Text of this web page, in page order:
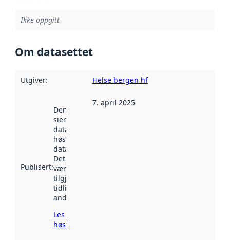
Ikke oppgitt
Om datasettet
Utgiver: Helse bergen hf
Publisert:
Denne datoen
sier når
datasettet ble
høstet av
data.norge.no.
Det kan ha
vært
tilgjengelig
tidligere
andre steder.
Les mer om
høsting her
7. april 2025